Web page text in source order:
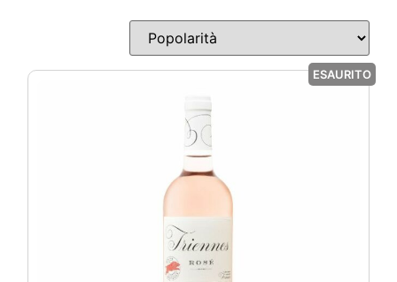
ESAURITO